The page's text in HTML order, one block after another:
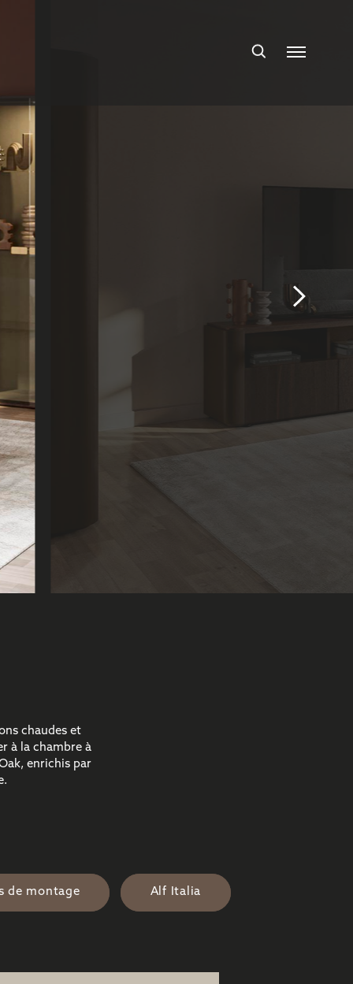
chaudes et
à la chambre à
enrichis par
de montage Alf Italia